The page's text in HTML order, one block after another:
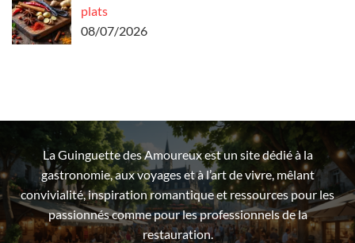
plats
08/07/2026
La Guinguette des Amoureux est un site dédié à la
gastronomie, aux voyages et à l’art de vivre, mêlant
convivialité, inspiration romantique et ressources pour les
passionnés comme pour les professionnels de la
restauration.